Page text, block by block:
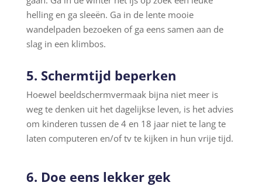
helling en ga sleeën. Ga in de lente mooie
wandelpaden bezoeken of ga eens samen aan de
slag in een klimbos.
5. Schermtijd beperken
Hoewel beeldschermvermaak bijna niet meer is
weg te denken uit het dagelijkse leven, is het advies
om kinderen tussen de 4 en 18 jaar niet te lang te
laten computeren en/of tv te kijken in hun vrije tijd.
6. Doe eens lekker gek